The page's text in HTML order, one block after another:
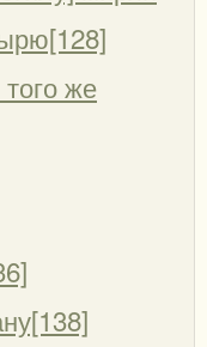
же